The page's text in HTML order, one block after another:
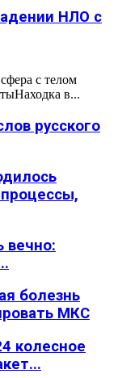
НЛО с
с телом
в...
русского
вечно:
болезнь
МКС
колесное